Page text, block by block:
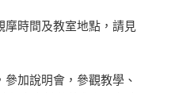
時間及教室地點，請見
加說明會，參觀教學、